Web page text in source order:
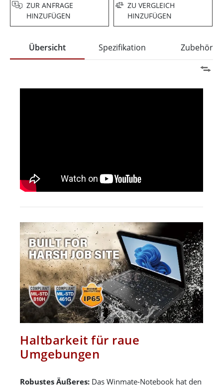
ZUR ANFRAGE
HINZUFÜGEN
ZU VERGLEICH
HINZUFÜGEN
Übersicht Spezifikation Zubehör
Haltbarkeit für raue
Umgebungen
Robustes Äußeres: Das Winmate-Notebook hat den